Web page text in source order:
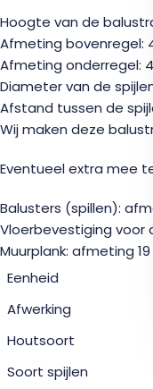
Hoogte van de
Afmeting bovenregel:
Afmeting onderregel:
Diameter van de
Afstand tussen de
Wij maken deze
Eventueel extra mee te
Balusters (spillen):
Vloerbevestiging voor
Muurplank: afmeting 19
Eenheid
Afwerking
Houtsoort
Soort spijlen